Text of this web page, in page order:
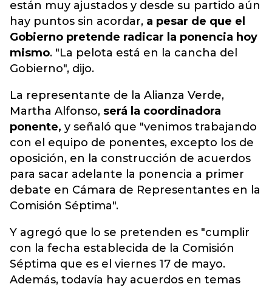
están muy ajustados y desde su partido aún
hay puntos sin acordar, a pesar de que el
Gobierno pretende radicar la ponencia hoy
mismo. "La pelota está en la cancha del
Gobierno", dijo.
La representante de la Alianza Verde,
Martha Alfonso, será la coordinadora
ponente, y señaló que "venimos trabajando
con el equipo de ponentes, excepto los de
oposición, en la construcción de acuerdos
para sacar adelante la ponencia a primer
debate en Cámara de Representantes en la
Comisión Séptima".
Y agregó que lo se pretenden es "cumplir
con la fecha establecida de la Comisión
Séptima que es el viernes 17 de mayo.
Además, todavía hay acuerdos en temas